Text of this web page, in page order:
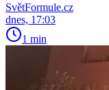
SvětFormule.cz
dnes, 17:03
1 min